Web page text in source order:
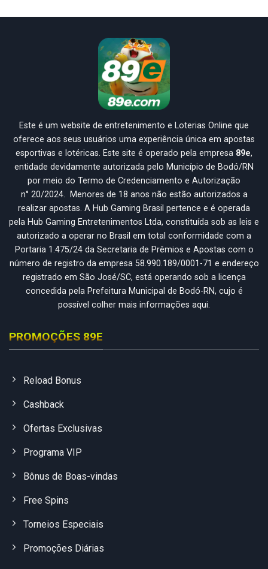
Este é um website de entretenimento e Loterias Online que
oferece aos seus usuários uma experiência única em apostas
esportivas e lotéricas. Este site é operado pela empresa 89e,
entidade devidamente autorizada pelo Município de Bodó/RN
por meio do Termo de Credenciamento e Autorização
n° 20/2024. Menores de 18 anos não estão autorizados a
realizar apostas. A Hub Gaming Brasil pertence e é operada
pela Hub Gaming Entretenimentos Ltda, constituída sob as leis e
autorizado a operar no Brasil em total conformidade com a
Portaria 1.475/24 da Secretaria de Prêmios e Apostas com o
número de registro da empresa 58.990.189/0001-71 e endereço
registrado em São José/SC, está operando sob a licença
concedida pela Prefeitura Municipal de Bodó-RN, cujo é
possível colher mais informações aqui.
PROMOÇÕES 89E
Reload Bonus
Cashback
Ofertas Exclusivas
Programa VIP
Bônus de Boas-vindas
Free Spins
Torneios Especiais
Promoções Diárias